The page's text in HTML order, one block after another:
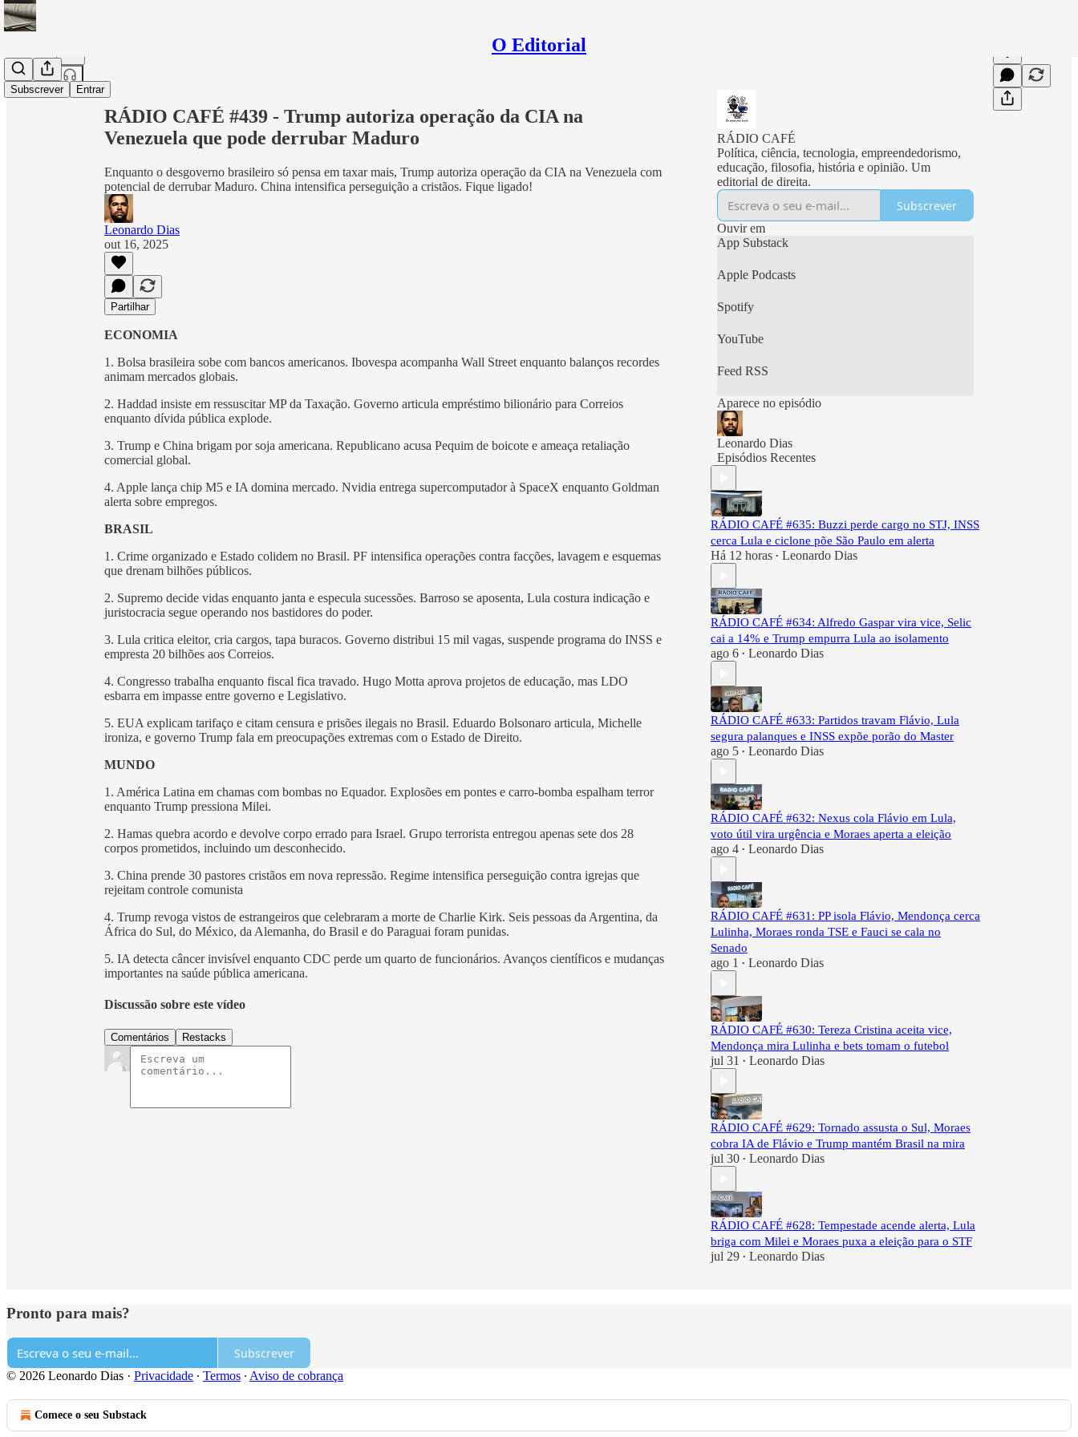
O Editorial
Subscrever Entrar
RÁDIO CAFÉ #439 - Trump autoriza operação da CIA na
Venezuela que pode derrubar Maduro
Enquanto o desgoverno brasileiro só pensa em taxar mais, Trump autoriza operação da CIA na Venezuela com
potencial de derrubar Maduro. China intensifica perseguição a cristãos. Fique ligado!
Leonardo Dias
out 16, 2025
Partilhar
ECONOMIA
1. Bolsa brasileira sobe com bancos americanos. Ibovespa acompanha Wall Street enquanto balanços recordes
animam mercados globais.
2. Haddad insiste em ressuscitar MP da Taxação. Governo articula empréstimo bilionário para Correios
enquanto dívida pública explode.
3. Trump e China brigam por soja americana. Republicano acusa Pequim de boicote e ameaça retaliação
comercial global.
4. Apple lança chip M5 e IA domina mercado. Nvidia entrega supercomputador à SpaceX enquanto Goldman
alerta sobre empregos.
BRASIL
1. Crime organizado e Estado colidem no Brasil. PF intensifica operações contra facções, lavagem e esquemas
que drenam bilhões públicos.
2. Supremo decide vidas enquanto janta e especula sucessões. Barroso se aposenta, Lula costura indicação e
juristocracia segue operando nos bastidores do poder.
3. Lula critica eleitor, cria cargos, tapa buracos. Governo distribui 15 mil vagas, suspende programa do INSS e
empresta 20 bilhões aos Correios.
4. Congresso trabalha enquanto fiscal fica travado. Hugo Motta aprova projetos de educação, mas LDO
esbarra em impasse entre governo e Legislativo.
5. EUA explicam tarifaço e citam censura e prisões ilegais no Brasil. Eduardo Bolsonaro articula, Michelle
ironiza, e governo Trump fala em preocupações extremas com o Estado de Direito.
MUNDO
1. América Latina em chamas com bombas no Equador. Explosões em pontes e carro-bomba espalham terror
enquanto Trump pressiona Milei.
2. Hamas quebra acordo e devolve corpo errado para Israel. Grupo terrorista entregou apenas sete dos 28
corpos prometidos, incluindo um desconhecido.
3. China prende 30 pastores cristãos em nova repressão. Regime intensifica perseguição contra igrejas que
rejeitam controle comunista
4. Trump revoga vistos de estrangeiros que celebraram a morte de Charlie Kirk. Seis pessoas da Argentina, da
África do Sul, do México, da Alemanha, do Brasil e do Paraguai foram punidas.
5. IA detecta câncer invisível enquanto CDC perde um quarto de funcionários. Avanços científicos e mudanças
importantes na saúde pública americana.
Discussão sobre este vídeo
Comentários Restacks
RÁDIO CAFÉ
Política, ciência, tecnologia, empreendedorismo,
educação, filosofia, história e opinião. Um
editorial de direita.
Subscrever
Ouvir em
App Substack
Apple Podcasts
Spotify
YouTube
Feed RSS
Aparece no episódio
Leonardo Dias
Episódios Recentes
RÁDIO CAFÉ #635: Buzzi perde cargo no STJ, INSS
cerca Lula e ciclone põe São Paulo em alerta
Há 12 horas • Leonardo Dias
RÁDIO CAFÉ #634: Alfredo Gaspar vira vice, Selic
cai a 14% e Trump empurra Lula ao isolamento
ago 6 • Leonardo Dias
RÁDIO CAFÉ #633: Partidos travam Flávio, Lula
segura palanques e INSS expõe porão do Master
ago 5 • Leonardo Dias
RÁDIO CAFÉ #632: Nexus cola Flávio em Lula,
voto útil vira urgência e Moraes aperta a eleição
ago 4 • Leonardo Dias
RÁDIO CAFÉ #631: PP isola Flávio, Mendonça cerca
Lulinha, Moraes ronda TSE e Fauci se cala no
Senado
ago 1 • Leonardo Dias
RÁDIO CAFÉ #630: Tereza Cristina aceita vice,
Mendonça mira Lulinha e bets tomam o futebol
jul 31 • Leonardo Dias
RÁDIO CAFÉ #629: Tornado assusta o Sul, Moraes
cobra IA de Flávio e Trump mantém Brasil na mira
jul 30 • Leonardo Dias
RÁDIO CAFÉ #628: Tempestade acende alerta, Lula
briga com Milei e Moraes puxa a eleição para o STF
jul 29 • Leonardo Dias
Pronto para mais?
Subscrever
© 2026 Leonardo Dias · Privacidade ∙ Termos ∙ Aviso de cobrança
Comece o seu Substack